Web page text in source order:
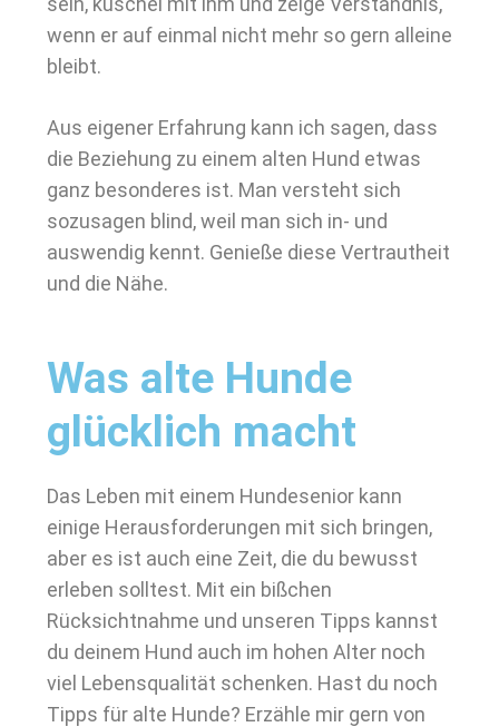
wenn er auf einmal nicht mehr so gern alleine
bleibt.
Aus eigener Erfahrung kann ich sagen, dass
die Beziehung zu einem alten Hund etwas
ganz besonderes ist. Man versteht sich
sozusagen blind, weil man sich in- und
auswendig kennt. Genieße diese Vertrautheit
und die Nähe.
Was alte Hunde
glücklich macht
Das Leben mit einem Hundesenior kann
einige Herausforderungen mit sich bringen,
aber es ist auch eine Zeit, die du bewusst
erleben solltest. Mit ein bißchen
Rücksichtnahme und unseren Tipps kannst
du deinem Hund auch im hohen Alter noch
viel Lebensqualität schenken. Hast du noch
Tipps für alte Hunde? Erzähle mir gern von